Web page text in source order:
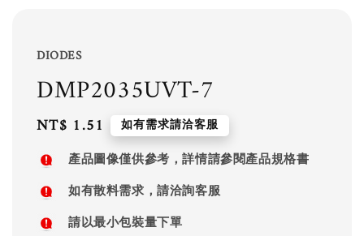
DIODES
DMP2035UVT-7
Regular
price
NT$ 1.51 如有需求請洽客服
產品圖像僅供參考，詳情請參閱產品規格書
如有散料需求，請洽詢客服
請以最小包裝量下單